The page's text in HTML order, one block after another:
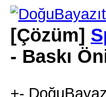
[Çözüm]
- Baskı
+-